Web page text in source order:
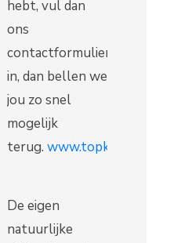
hebt, vul dan
ons
contactformulier
in, dan bellen we
jou zo snel
mogelijk
terug. www.topki.nl/
De eigen
natuurlijke